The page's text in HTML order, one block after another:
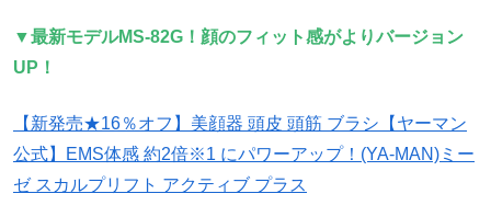
▼最新モデルMS-82G！顔のフィット感がよりバージョン
UP！
【新発売★16％オフ】美顔器 頭皮 頭筋 ブラシ【ヤーマン
公式】EMS体感 約2倍※1 にパワーアップ！(YA-MAN)ミー
ゼ スカルプリフト アクティブ プラス